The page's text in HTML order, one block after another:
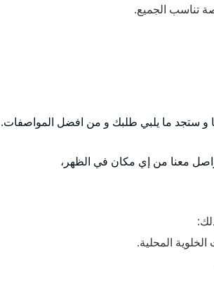
تناسب الجميع.
ستجد ما يلبي طلبك و من افضل المواصفات.
المحلية.